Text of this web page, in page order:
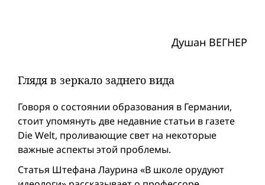
Душан ВЕГНЕР
Глядя в зеркало заднего вида
Говоря о состоянии образования в Германии,
стоит упомянуть две недавние статьи в газете
Die Welt, проливающие свет на некоторые
важные аспекты этой проблемы.
Статья Штефана Лаурина «В школе орудуют